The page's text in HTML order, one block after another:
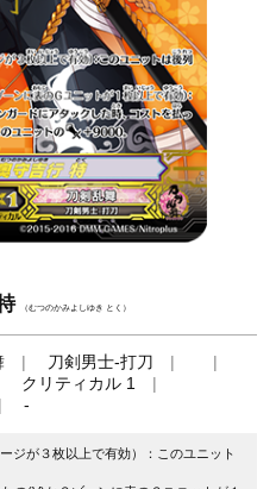
（むつのかみよしゆき とく）
刀剣男士-打刀
クリティカル 1
-
ジが３枚以上で有効）：このユニット